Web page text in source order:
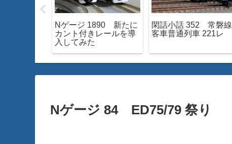
Nゲージ 1890 新たに
カント付きレールを導
入してみた
閑話小話 352 常磐線
客車普通列車 221レ
Nゲージ 84 ED75/79 祭り